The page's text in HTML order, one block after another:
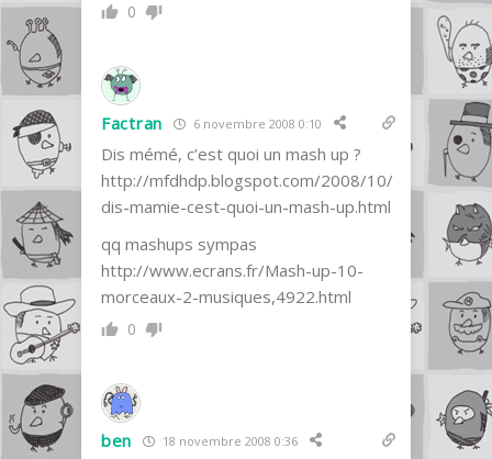
0
Factran 6 novembre 2008 0:10
Dis mémé, c’est quoi un mash up ?
http://mfdhdp.blogspot.com/2008/10/
dis-mamie-cest-quoi-un-mash-up.html
qq mashups sympas
http://www.ecrans.fr/Mash-up-10-
morceaux-2-musiques,4922.html
0
ben 18 novembre 2008 0:36